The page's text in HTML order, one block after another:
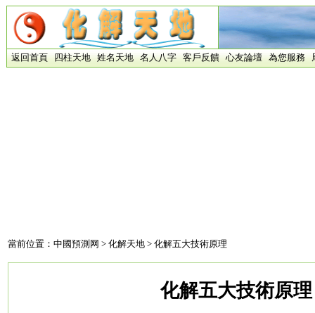
返回首頁 四柱天地 姓名天地 名人八字 客戶反饋 心友論壇 為您服務
當前位置： 中國預測网 > 化解天地 > 化解五大技術原理
化解五大技術原理